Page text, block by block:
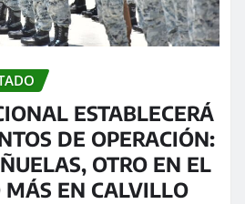
ESTABLECERÁ
DE OPERACIÓN:
OTRO EN EL
EN CALVILLO